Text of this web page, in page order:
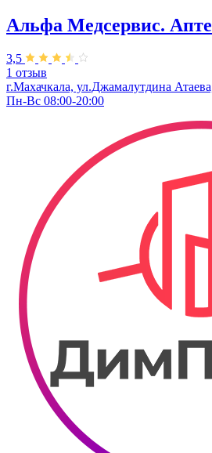
Альфа Медсервис.
3,5
1 отзыв
г.Махачкала, ул.Джамалутдина
Пн-Вс 08:00-20:00